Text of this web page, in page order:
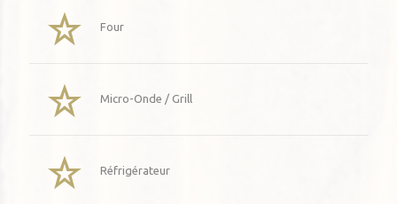
Four
Micro-Onde / Grill
Réfrigérateur